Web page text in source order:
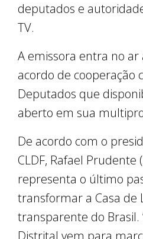
deputados e
TV.
A emissora entra no
acordo de cooperação
Deputados que
aberto em sua
De acordo com o
CLDF, Rafael Prudente
representa o último
transformar a Casa de
transparente do Brasil.